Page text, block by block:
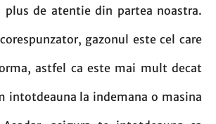
plus de atentie din partea noastra.
gazonul este cel care
astfel ca este mai mult decat
intotdeauna la indemana o masina